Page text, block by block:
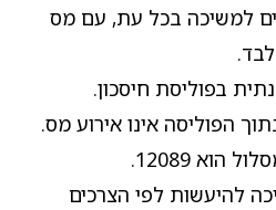
למשיכה בכל עת, עם מס
בפוליסת חיסכון.
הפוליסה אינו אירוע מס.
12089.
להיעשות לפי הצרכים